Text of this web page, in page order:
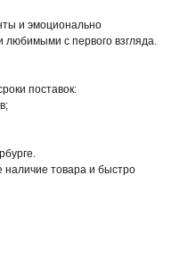
и эмоционально
любимыми с первого взгляда.
поставок:
наличие товара и быстро